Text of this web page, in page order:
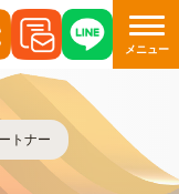
メニュー
トナー